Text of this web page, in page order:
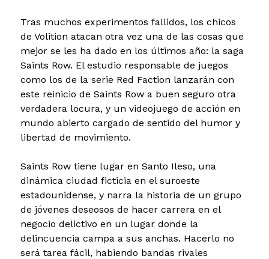
Tras muchos experimentos fallidos, los chicos
de Volition atacan otra vez una de las cosas que
mejor se les ha dado en los últimos año: la saga
Saints Row. El estudio responsable de juegos
como los de la serie Red Faction lanzarán con
este reinicio de Saints Row a buen seguro otra
verdadera locura, y un videojuego de acción en
mundo abierto cargado de sentido del humor y
libertad de movimiento.
Saints Row tiene lugar en Santo Ileso, una
dinámica ciudad ficticia en el suroeste
estadounidense, y narra la historia de un grupo
de jóvenes deseosos de hacer carrera en el
negocio delictivo en un lugar donde la
delincuencia campa a sus anchas. Hacerlo no
será tarea fácil, habiendo bandas rivales